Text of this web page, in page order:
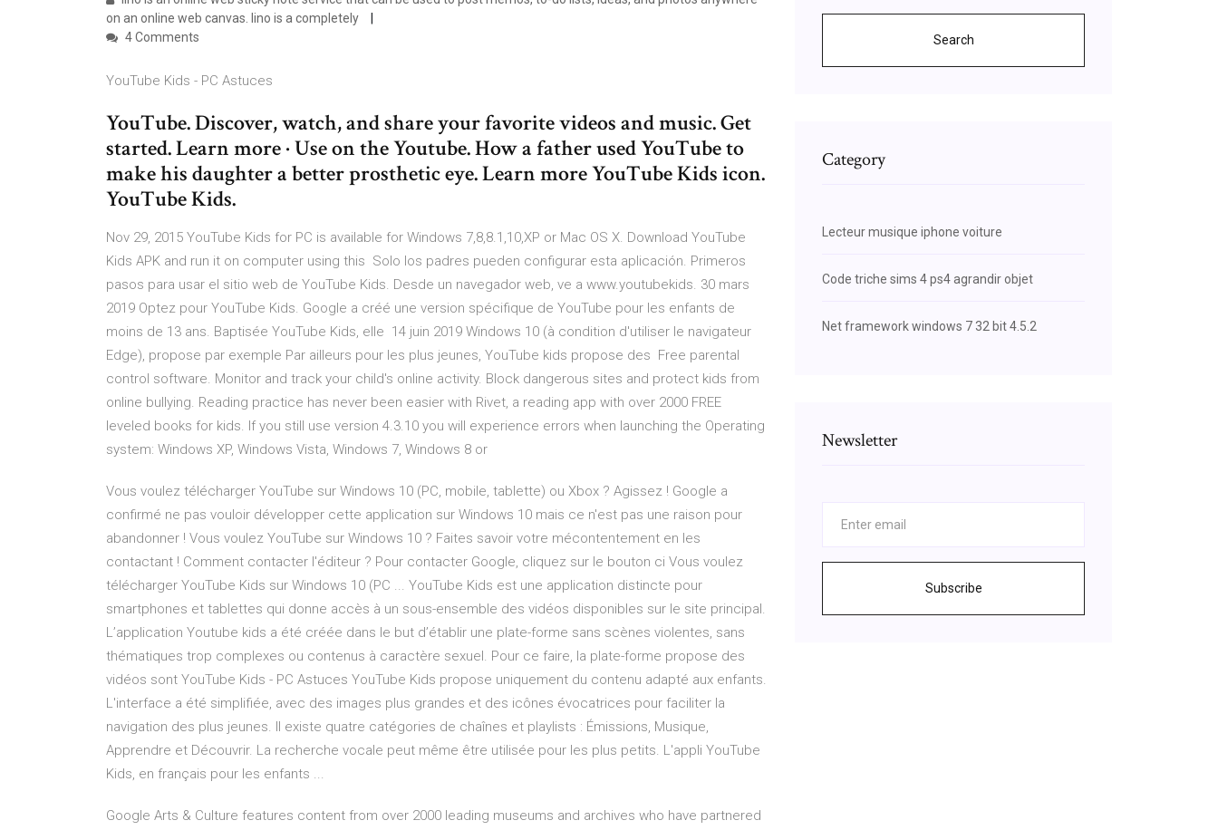
on an online web canvas. lino is a completely
4 Comments
YouTube Kids - PC Astuces
YouTube. Discover, watch, and share your favorite videos and music. Get
started. Learn more · Use on the Youtube. How a father used YouTube to
make his daughter a better prosthetic eye. Learn more YouTube Kids icon.
YouTube Kids.
Nov 29, 2015 YouTube Kids for PC is available for Windows 7,8,8.1,10,XP or Mac OS X. Download YouTube
Kids APK and run it on computer using this Solo los padres pueden configurar esta aplicación. Primeros
pasos para usar el sitio web de YouTube Kids. Desde un navegador web, ve a www.youtubekids. 30 mars
2019 Optez pour YouTube Kids. Google a créé une version spécifique de YouTube pour les enfants de
moins de 13 ans. Baptisée YouTube Kids, elle 14 juin 2019 Windows 10 (à condition d'utiliser le navigateur
Edge), propose par exemple Par ailleurs pour les plus jeunes, YouTube kids propose des Free parental
control software. Monitor and track your child's online activity. Block dangerous sites and protect kids from
online bullying. Reading practice has never been easier with Rivet, a reading app with over 2000 FREE
leveled books for kids. If you still use version 4.3.10 you will experience errors when launching the Operating
system: Windows XP, Windows Vista, Windows 7, Windows 8 or
Vous voulez télécharger YouTube sur Windows 10 (PC, mobile, tablette) ou Xbox ? Agissez ! Google a
confirmé ne pas vouloir développer cette application sur Windows 10 mais ce n'est pas une raison pour
abandonner ! Vous voulez YouTube sur Windows 10 ? Faites savoir votre mécontentement en les
contactant ! Comment contacter l'éditeur ? Pour contacter Google, cliquez sur le bouton ci Vous voulez
télécharger YouTube Kids sur Windows 10 (PC ... YouTube Kids est une application distincte pour
smartphones et tablettes qui donne accès à un sous-ensemble des vidéos disponibles sur le site principal.
L’application Youtube kids a été créée dans le but d’établir une plate-forme sans scènes violentes, sans
thématiques trop complexes ou contenus à caractère sexuel. Pour ce faire, la plate-forme propose des
vidéos sont YouTube Kids - PC Astuces YouTube Kids propose uniquement du contenu adapté aux enfants.
L'interface a été simplifiée, avec des images plus grandes et des icônes évocatrices pour faciliter la
navigation des plus jeunes. Il existe quatre catégories de chaînes et playlists : Émissions, Musique,
Apprendre et Découvrir. La recherche vocale peut même être utilisée pour les plus petits. L'appli YouTube
Kids, en français pour les enfants ...
Google Arts & Culture features content from over 2000 leading museums and archives who have partnered
Search
Category
Lecteur musique iphone voiture
Code triche sims 4 ps4 agrandir objet
Net framework windows 7 32 bit 4.5.2
Newsletter
Subscribe